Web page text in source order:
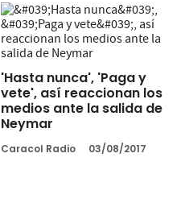
'Hasta nunca', 'Paga y
vete', así reaccionan los
medios ante la salida de
Neymar
Caracol Radio 03/08/2017